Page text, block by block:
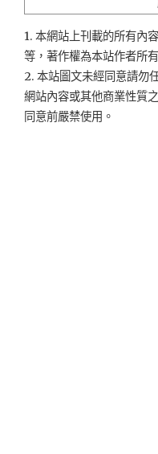
1. 本網站上刊載的所有內
等，著作權為本站作者所
2. 本站圖文未經同意請勿
網站內容或其他商業性質
同意前嚴禁使用。